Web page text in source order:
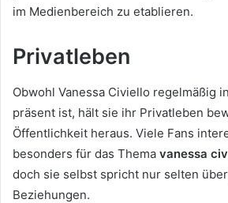
im Medienbereich zu etablieren.
Privatleben
Obwohl Vanessa Civiello regelmäßig
präsent ist, hält sie ihr Privatleben
Öffentlichkeit heraus. Viele Fans
besonders für das Thema vanessa
doch sie selbst spricht nur selten
Beziehungen.